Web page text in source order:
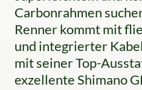
Carbonrahmen
Renner kommt mit
und integrierter
mit seiner Top-
exzellente Shimano